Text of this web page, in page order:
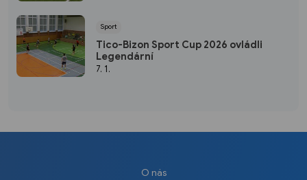
Sport
Tico-Bizon Sport Cup 2026 ovládli
Legendární
7. 1.
O nás